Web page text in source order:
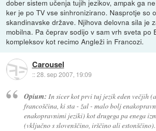
dober sistem učenja tujih jezikov, ampak ga
ker je po TV vse sinhronizirano. Nasprotje so
skandinavske države. Njihova delovna sila je
mobilna. Pa čeprav sodijo v sam vrh sveta po
kompleksov kot recimo Angleži in Francozi.
Carousel
::28. sep 2007, 19:09
Opium: In sicer kot prvi tuj jezik eden večjih
francoščina, ki sta - žal - malo bolj
enakopravnimi jeziki) kot drugega pa enega
(vključno s slovenščino, irščino ali estonščino).